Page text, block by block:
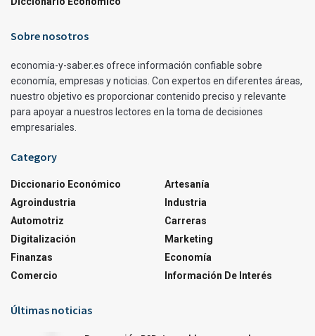
Sobre nosotros
economia-y-saber.es ofrece información confiable sobre
economía, empresas y noticias. Con expertos en diferentes áreas,
nuestro objetivo es proporcionar contenido preciso y relevante
para apoyar a nuestros lectores en la toma de decisiones
empresariales.
Category
Diccionario Económico
Agroindustria
Automotriz
Digitalización
Finanzas
Comercio
Artesanía
Industria
Carreras
Marketing
Economía
Información De Interés
Últimas noticias